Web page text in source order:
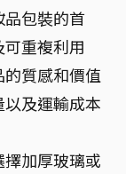
包裝的首
重複利用
質感和價值
及運輸成本
加厚玻璃或